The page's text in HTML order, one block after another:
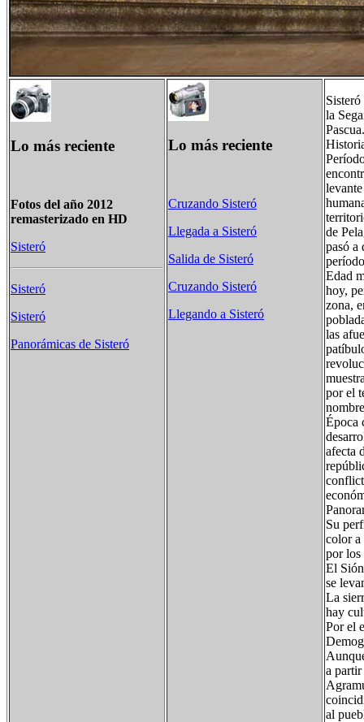
Lo más reciente
Fotos del año 2012
remasterizado en HD
Sisteró
Sisteró
Sisteró
Panorámicas de Sisteró
Lo más reciente
Cruzando Sisteró
Llegada a Sisteró
Salida de Sisteró
Cruzando Sisteró
Llegando a Sisteró
la
Pascua.
de
pasó a
Edad
hoy,
zona,
las
por el
Época
afecta
Su
color a
por los
El
se
La
hay
Por el
a
al